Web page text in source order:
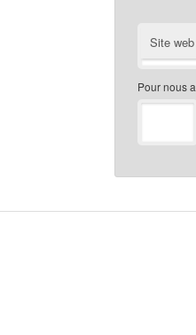
Site web
Pour nous